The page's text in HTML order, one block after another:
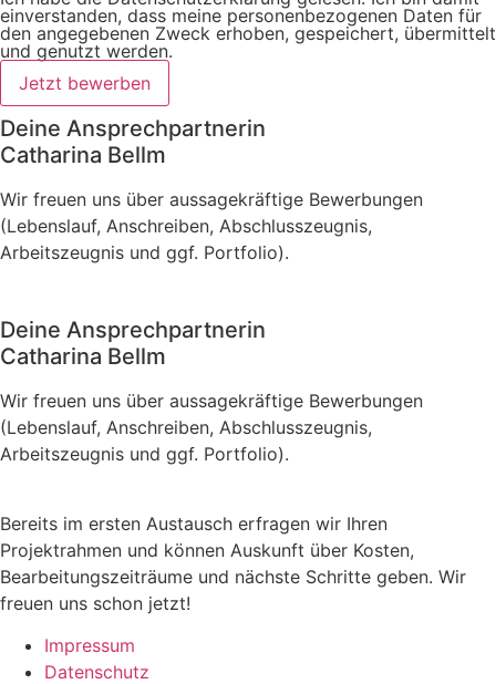
einverstanden, dass meine personenbezogenen Daten für
den angegebenen Zweck erhoben, gespeichert, übermittelt
und genutzt werden.
Jetzt bewerben
Deine Ansprechpartnerin
Catharina Bellm
Wir freuen uns über aussagekräftige Bewerbungen
(Lebenslauf, Anschreiben, Abschlusszeugnis,
Arbeitszeugnis und ggf. Portfolio).
Deine Ansprechpartnerin
Catharina Bellm
Wir freuen uns über aussagekräftige Bewerbungen
(Lebenslauf, Anschreiben, Abschlusszeugnis,
Arbeitszeugnis und ggf. Portfolio).
Bereits im ersten Austausch erfragen wir Ihren
Projektrahmen und können Auskunft über Kosten,
Bearbeitungszeiträume und nächste Schritte geben. Wir
freuen uns schon jetzt!
Impressum
Datenschutz